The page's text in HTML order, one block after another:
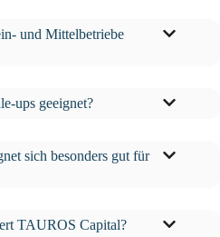
und Mittelbetriebe
ups geeignet?
sich besonders gut für
TAUROS Capital?